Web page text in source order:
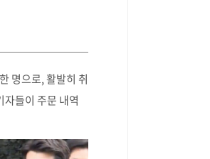
명으로, 활발히 취
들이 주문 내역